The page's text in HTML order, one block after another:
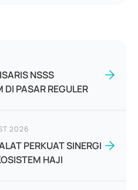
NSSS
PASAR REGULER
2026
PERKUAT SINERGI
HAJI